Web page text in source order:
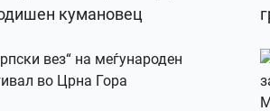
кумановец